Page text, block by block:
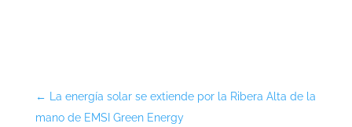
← La energía solar se extiende por la Ribera Alta de la
mano de EMSI Green Energy